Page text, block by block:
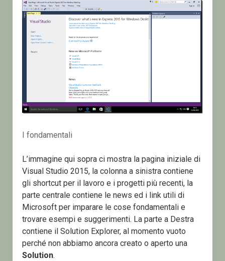
I fondamentali
L’immagine qui sopra ci mostra la pagina iniziale di
Visual Studio 2015, la colonna a sinistra contiene
gli shortcut per il lavoro e i progetti più recenti, la
parte centrale contiene le news ed i link utili di
Microsoft per imparare le cose fondamentali e
trovare esempi e suggerimenti. La parte a Destra
contiene il Solution Explorer, al momento vuoto
perché non abbiamo ancora creato o aperto una
Solution.